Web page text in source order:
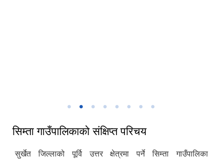
सिम्ता गाउँपालिकाको संक्षिप्त परिचय
सुर्खेत जिल्लाको पूर्वि उत्तर क्षेत्रमा पर्ने सिम्ता गाउँपालिका